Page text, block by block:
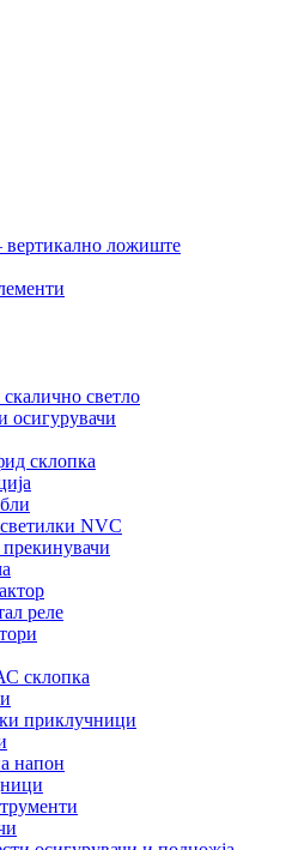
ложиште
светло
осигурувачи
склопка
NVC
реле
склопка
приклучници
напон